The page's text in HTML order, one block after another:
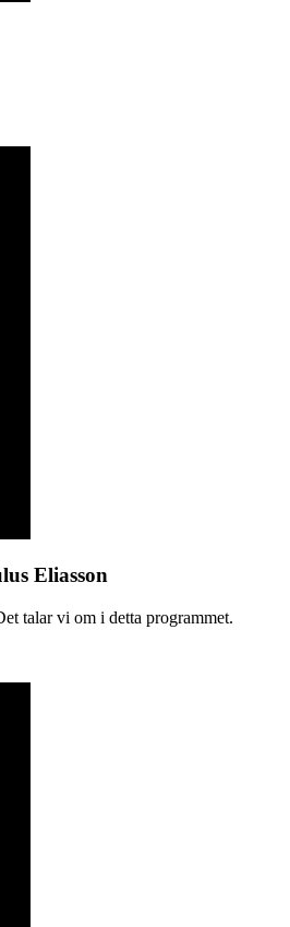
Eliasson
talar vi om i detta programmet.